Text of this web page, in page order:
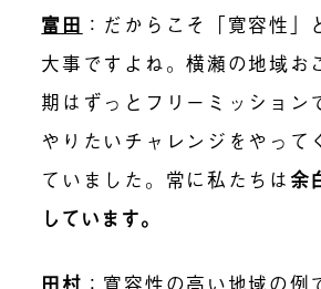
富田 ： だからこそ「寛容性」
大事ですよね。横瀬の地域お
期はずっとフリーミッション
やりたいチャレンジをやって
ていました。常に私たちは余
しています。
田村 ： 寛容性の高い地域の例